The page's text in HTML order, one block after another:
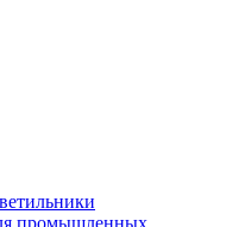
промышленных